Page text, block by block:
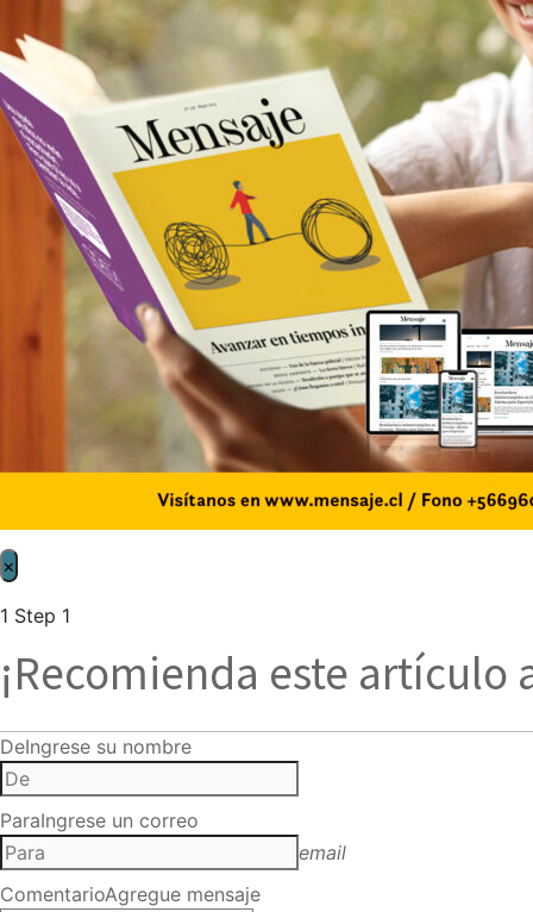
×
1 Step 1
¡Recomienda este artículo
DeIngrese su nombre
ParaIngrese un correo
email
ComentarioAgregue mensaje